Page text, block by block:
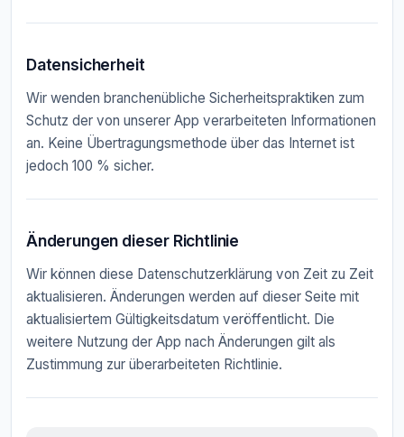
Datensicherheit
Wir wenden branchenübliche Sicherheitspraktiken zum
Schutz der von unserer App verarbeiteten Informationen
an. Keine Übertragungsmethode über das Internet ist
jedoch 100 % sicher.
Änderungen dieser Richtlinie
Wir können diese Datenschutzerklärung von Zeit zu Zeit
aktualisieren. Änderungen werden auf dieser Seite mit
aktualisiertem Gültigkeitsdatum veröffentlicht. Die
weitere Nutzung der App nach Änderungen gilt als
Zustimmung zur überarbeiteten Richtlinie.